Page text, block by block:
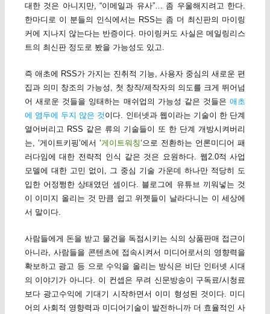
대한 것은 아니지만, “이메일과 유사”… 좀 우울해지려고 한다.
한마디로 이 분들의 인식에서는 RSS는 좀 더 최신판의 마이링
커에 지나지 않는다는 반증이다. 마이링커도 사실은 메일링리스
트의 최신판 정도로 봤을 가능성도 있고.
즉 애초에 RSS가 가지는 진취적 기능, 사용자 중심의 새로운 편
집과 의미 창조의 가능성, 첫 창작/제작자의 의도를 크게 뛰어넘
어 새로운 것들을 잉태하는 매쉬업의 가능성 같은 것들은애초
에 염두에 두지 않은 것 이다. 인터넷과 웹이라는 기술이 한 단계
열어버리고 RSS 같은 류의 기술들이 또 한 단계 개방시켜버리
는, ‘게이트키핑’에서 ‘게이트워칭‘으로 전환하는 언론미디어 패
러다임에 대한 전략적 인식 같은 것은 요원하다. 웹2.0적 사업
모델에 대한 고민 없이, 그 중심 기술 가운데 하나만 적당히 도
입한 어정쩡한 상태였던 셈이다. 블로그에 유튜브 끼워넣는 것
이 이미지 올리는 것 만큼 쉽고 위젯들이 날라다니는 이 세상에
서 말이다.
사람들에게 돈을 받고 물건을 독점시키는 식의 상품판매 접근이
아니라, 사람들을 콘텐츠에 접속시켜서 미디어로서의 영향력을
확보하고 광고 등 으로 수익을 올리는 방식은 비단 인터넷 시대
의 이야기가 아니다. 이 컨셉은 무려 신문방송이 구독료/시청료
보다 광고수익에 기대기 시작하면서 이미 형성된 것이다. 미디
어의 사회적 영향력과 미디어기술이 발전하니까 더 효율적인 사